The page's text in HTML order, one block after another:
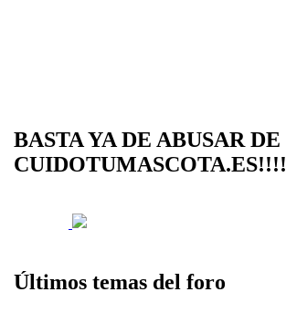
BASTA YA DE ABUSAR DE
CUIDOTUMASCOTA.ES!!!!
Últimos temas del foro